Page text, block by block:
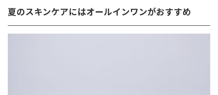
夏のスキンケアにはオールインワンがおすすめ